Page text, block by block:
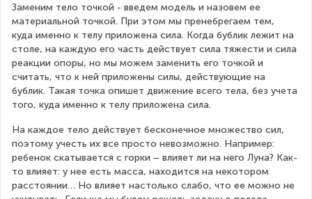
Заменим тело точкой - введем модель и назовем ее
материальной точкой. При этом мы пренебрегаем тем,
куда именно к телу приложена сила. Когда бублик лежит на
столе, на каждую его часть действует сила тяжести и сила
реакции опоры, но мы можем заменить его точкой и
считать, что к ней приложены силы, действующие на
бублик. Такая точка опишет движение всего тела, без учета
того, куда именно к телу приложена сила.
На каждое тело действует бесконечное множество сил,
поэтому учесть их все просто невозможно. Например:
ребенок скатывается с горки – влияет ли на него Луна? Как-
то влияет: у нее есть масса, находится на некотором
расстоянии… Но влияет настолько слабо, что ее можно не